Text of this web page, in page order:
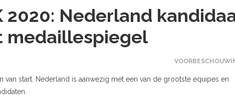
2020: Nederland
medaillespiegel
start. Nederland is aanwezig met een van de grootste equipes en